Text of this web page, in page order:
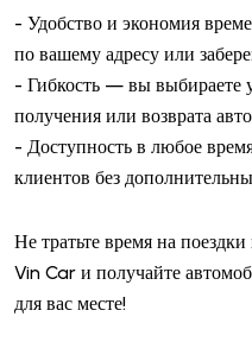
- Удобство и экономия
по вашему адресу или
- Гибкость — вы выбираете
получения или возврата
- Доступность в любое
клиентов без
Не тратьте время на
Vin Car и получайте
для вас месте!